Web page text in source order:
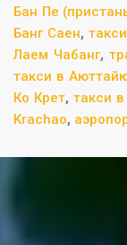
Бан Пе
Банг Саен,
Лаем Чабанг,
такси в
Ко Крет, такси
Krachao,